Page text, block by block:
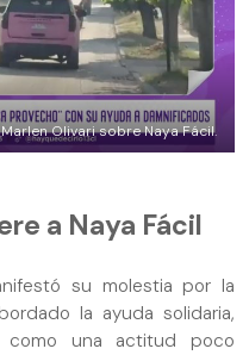
Olivari sobre Naya Fácil.
a Naya Fácil
su molestia por la
la ayuda solidaria,
una actitud poco